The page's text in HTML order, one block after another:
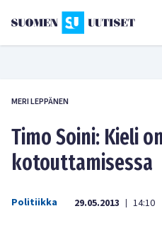
MERI LEPPÄNEN
Timo Soini: Kieli
kotouttamisessa
Politiikka 29.05.2013 | 14:10